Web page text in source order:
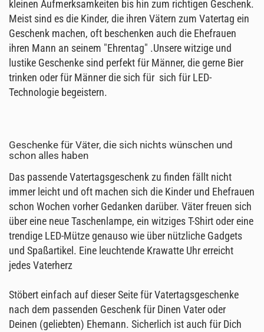
kleinen Aufmerksamkeiten bis hin zum richtigen Geschenk.
Meist sind es die Kinder, die ihren Vätern zum Vatertag ein
Geschenk machen, oft beschenken auch die Ehefrauen
ihren Mann an seinem "Ehrentag" .Unsere witzige und
lustike Geschenke sind perfekt für Männer, die gerne Bier
trinken oder für Männer die sich für sich für LED-
Technologie begeistern.
Geschenke für Väter, die sich nichts wünschen und
schon alles haben
Das passende Vatertagsgeschenk zu finden fällt nicht
immer leicht und oft machen sich die Kinder und Ehefrauen
schon Wochen vorher Gedanken darüber. Väter freuen sich
über eine neue Taschenlampe, ein witziges T-Shirt oder eine
trendige LED-Mütze genauso wie über nützliche Gadgets
und Spaßartikel. Eine leuchtende Krawatte Uhr erreicht
jedes Vaterherz
Stöbert einfach auf dieser Seite für Vatertagsgeschenke
nach dem passenden Geschenk für Dinen Vater oder
Deinen (geliebten) Ehemann. Sicherlich ist auch für Dich